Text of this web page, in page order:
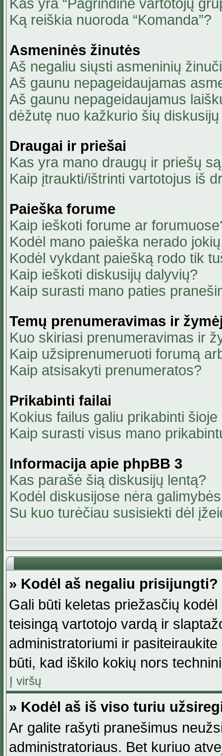
Kas yra “Pagrindinė vartotojų
Ką reiškia nuoroda “Komanda”?
Asmeninės žinutės
Aš negaliu siųsti asmeninių
Aš gaunu nepageidaujamas
Aš gaunu nepageidaujamus
dėžutę nuo kažkurio šių
Draugai ir priešai
Kas yra mano draugų ir priešų
Kaip įtraukti/ištrinti vartotojus iš
Paieška forume
Kaip ieškoti forume ar
Kodėl mano paieška nerado
Kodėl vykdant paiešką rodo tik
Kaip ieškoti diskusijų dalyvių?
Kaip surasti mano paties
Temų prenumeravimas ir
Kuo skiriasi prenumeravimas ir
Kaip užsiprenumeruoti forumą
Kaip atsisakyti prenumeratos?
Prikabinti failai
Kokius failus galiu prikabinti
Kaip surasti visus mano
Informacija apie phpBB 3
Kas parašė šią diskusijų lentą?
Kodėl diskusijose nėra
Su kuo turėčiau susisiekti dėl
» Kodėl aš negaliu prisijungti?
Gali būti keletas priežasčių
teisingą vartotojo vardą ir
administratoriumi ir
būti, kad iškilo kokių nors
Į viršų
» Kodėl aš iš viso turiu
Ar galite rašyti pranešimus
administratoriaus. Bet kuriuo